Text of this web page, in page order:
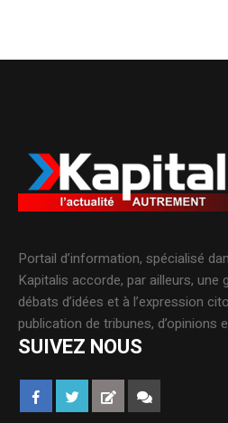
Portail d’information, spécialisé
Kapitalis accorde, par ailleurs, une
débats d’idées et à l’expression
publication de tribunes, d’opinions
SUIVEZ NOUS